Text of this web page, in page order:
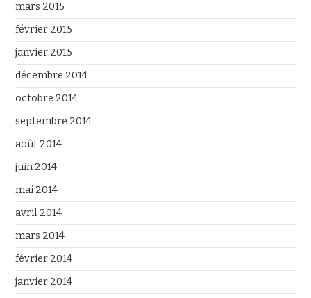
mars 2015
février 2015
janvier 2015
décembre 2014
octobre 2014
septembre 2014
août 2014
juin 2014
mai 2014
avril 2014
mars 2014
février 2014
janvier 2014